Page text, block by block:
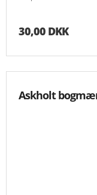
30,00 DKK
Askholt